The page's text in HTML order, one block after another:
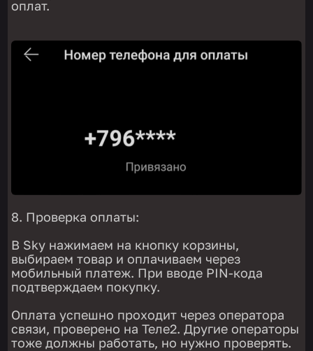
оплат.
Проверка оплаты:
В Sky нажимаем на кнопку корзины,
выбираем товар и оплачиваем через
мобильный платеж. При вводе PIN-кода
подтверждаем покупку.
Оплата успешно проходит через оператора
связи, проверено на Теле2. Другие операторы
тоже должны работать, но нужно проверять.